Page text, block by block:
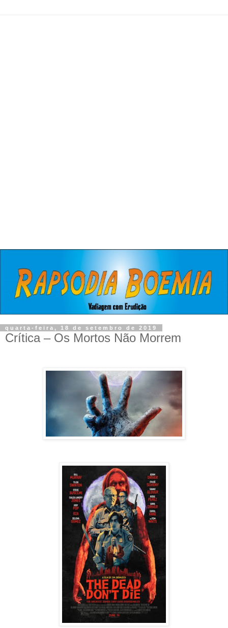
quarta-feira, 18 de setembro de 2019
Crítica – Os Mortos Não Morrem